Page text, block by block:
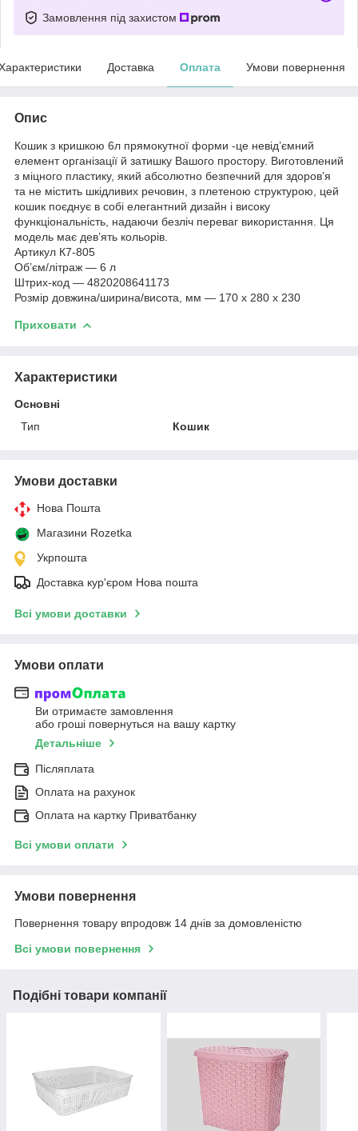
Замовлення під захистом
Доставка Оплата Умови повернення
Опис
Кошик з кришкою 6л прямокутної форми -це невід’ємний
елемент організації й затишку Вашого простору. Виготовлений
з міцного пластику, який абсолютно безпечний для здоров’я
та не містить шкідливих речовин, з плетеною структурою, цей
кошик поєднує в собі елегантний дизайн і високу
функціональність, надаючи безліч переваг використання. Ця
модель має дев’ять кольорів.
Артикул К7-805
Об’єм/літраж — 6 л
Штрих-код — 4820208641173
Розмір довжина/ширина/висота, мм — 170 x 280 x 230
Приховати
Характеристики
Основні
Тип
Кошик
Умови доставки
Нова Пошта
Магазини Rozetka
Укрпошта
Доставка кур'єром Нова пошта
Всі умови доставки
Умови оплати
Ви отримаєте замовлення
або гроші повернуться на вашу картку
Детальніше
Післяплата
Оплата на рахунок
Оплата на картку Приватбанку
Всі умови оплати
Умови повернення
Повернення товару впродовж 14 днів за домовленістю
Всі умови повернення
Подібні товари компанії